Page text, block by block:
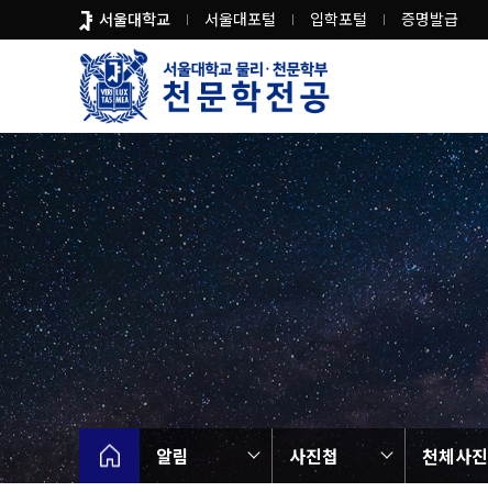
로
뉴
서울대학교 서울대포털 입학포털 증명발급
알림 사진첩 천체사진